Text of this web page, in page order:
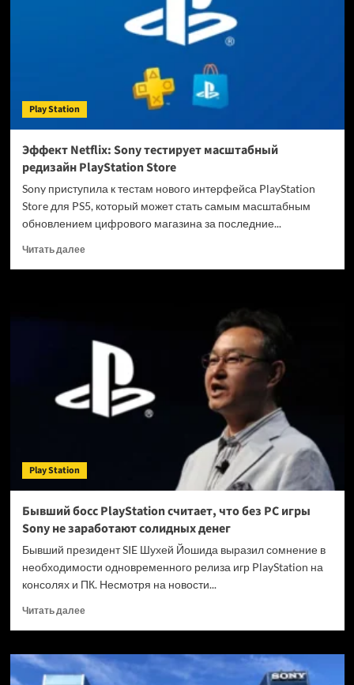
готовится
Play Station
Эффект Netflix: Sony тестирует масштабный
редизайн PlayStation Store
Sony приступила к тестам нового интерфейса PlayStation
Store для PS5, который может стать самым масштабным
обновлением цифрового магазина за последние...
Читать далееПрочитать
тестирует
масштабный
PlayStation
Store
Play Station
Бывший босс PlayStation считает, что без PC игры
Sony не заработают солидных денег
Бывший президент SIE Шухей Йошида выразил сомнение в
необходимости одновременного релиза игр PlayStation на
консолях и ПК. Несмотря на новости...
Читать далееПрочитать
Бывший
босс